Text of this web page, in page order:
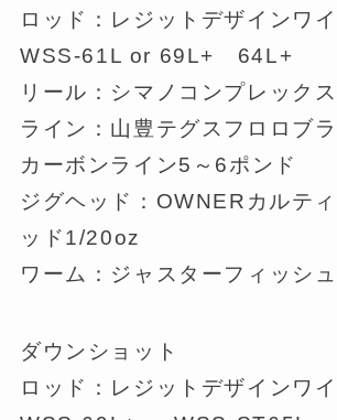
ロッド：レジットデザインワ
WSS-61L or 69L+ 64L+
リール：シマノコンプレック
ライン：山豊テグスフロロブ
カーボンライン5～6ポンド
ジグヘッド：OWNERカルテ
ッド1/20oz
ワーム：ジャスターフィッシ
ダウンショット
ロッド：レジットデザインワ